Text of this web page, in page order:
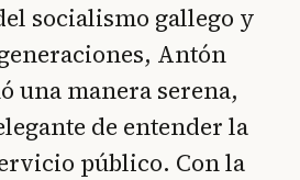
socialismo gallego y
Antón
una manera serena,
de entender la
público. Con la